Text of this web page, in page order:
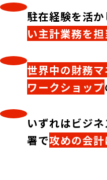
駐在経験を活か
い主計業務を担
世界中の財務
ワークショップ
いずれはビジ
署で攻めの会